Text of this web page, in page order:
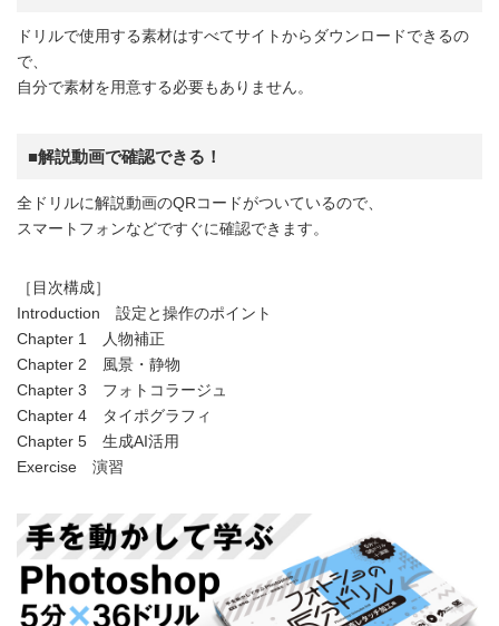
ドリルで使用する素材はすべてサイトからダウンロードできるの
で、
自分で素材を用意する必要もありません。
■解説動画で確認できる！
全ドリルに解説動画のQRコードがついているので、
スマートフォンなどですぐに確認できます。
［目次構成］
Introduction 設定と操作のポイント
Chapter 1 人物補正
Chapter 2 風景・静物
Chapter 3 フォトコラージュ
Chapter 4 タイポグラフィ
Chapter 5 生成AI活用
Exercise 演習